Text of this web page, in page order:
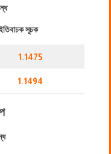
সূচক
1.1475
1.1494